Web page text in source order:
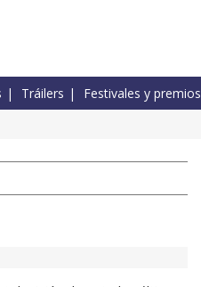
Tráilers Festivales y premios